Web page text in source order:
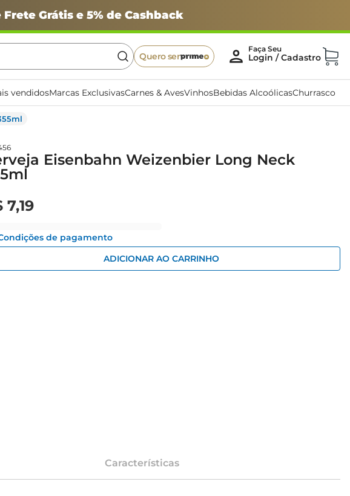
Frete Grátis e 5% de Cashback
Quero ser
vendidosMarcas ExclusivasCarnes & AvesVinhosBebidas AlcoólicasChurrasco
Eisenbahn Weizenbier Long Neck
7,19
de pagamento
ADICIONAR AO CARRINHO
Características